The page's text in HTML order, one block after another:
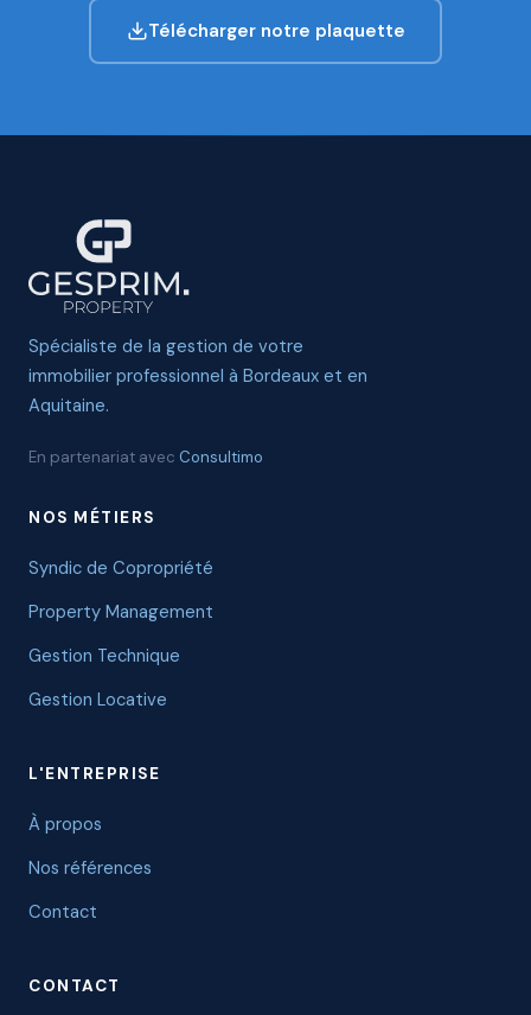
Télécharger notre plaquette
Spécialiste de la gestion de votre
immobilier professionnel à Bordeaux et en
Aquitaine.
En partenariat avec Consultimo
NOS MÉTIERS
Syndic de Copropriété
Property Management
Gestion Technique
Gestion Locative
L'ENTREPRISE
À propos
Nos références
Contact
CONTACT